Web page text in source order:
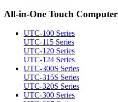
All-in-One Touch
UTC-100 Series
UTC-115 Series
UTC-120 Series
UTC-124 Series
UTC-300S Series
UTC-315S Series
UTC-320S Series
UTC-300 Series